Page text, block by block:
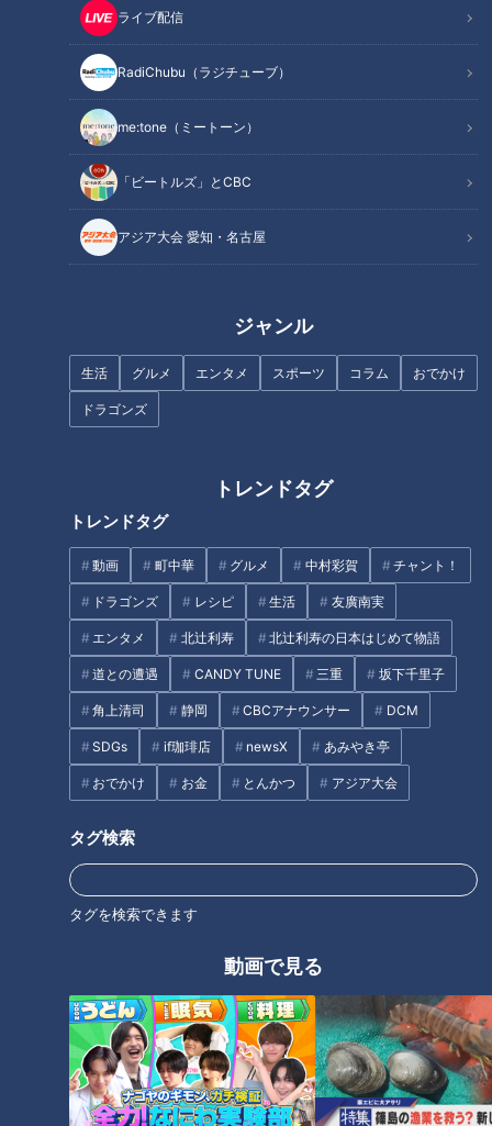
ライブ配信
RadiChubu（ラジチューブ）
me:tone（ミートーン）
「ビートルズ」とCBC
アジア大会 愛知・名古屋
ジャンル
生活 グルメ エンタメ スポーツ コラム おでかけ
ドラゴンズ
トレンドタグ
トレンドタグ
動画 町中華 グルメ 中村彩賀 チャント！
ドラゴンズ レシピ 生活 友廣南実
エンタメ 北辻利寿 北辻利寿の日本はじめて物語
道との遭遇 CANDY TUNE 三重 坂下千里子
角上清司 静岡 CBCアナウンサー DCM
SDGs if珈琲店 newsX あみやき亭
おでかけ お金 とんかつ アジア大会
タグ検索
タグを検索できます
動画で見る
これまでに２度、リモート出演の機会がありました。
濵口さん一家と千神アナが直接会うのは、この日が初めて。
当日はラジオ収録も行われ、その様子は、岡山・香川エリア
で、2022年6月21日に放送されました。
魚鱗癬は皮膚が乾燥して、うろこ状になり、剥がれ落ちる病気
で、中でも道化師様魚鱗癬は症状が最も重く、国内では、30
万人に1人と言われている難病です。
撮影：ＣＢＣ原ディレクター
この記事を見たあなたへのおすすめ
「賀久くん５歳の冬」と「華那
さん１９歳の冬」30万人に1人
の皮膚の難病 ドキュメンタリー
「ピエロと呼ばれた息子」 CBC
ドキュメンタリー
もうすぐ３年生！大きくなって
剥がれる皮膚の量も…～配信型
ドキュメンタリー「ピエロと呼
ばれた息子」第１３４話
【登校】日直、友達、席の場
所…夏休み明けの賀久くんの様
子は～配信型ドキュメンタリー
と子の物語～定期配信型ドキュ
【長編】ピエロと呼ばれた息子
～取材5年 皮膚の難病・道化
夏は苦手！“道化師様魚鱗癬” 産
まれてすぐピエロと呼ばれた息